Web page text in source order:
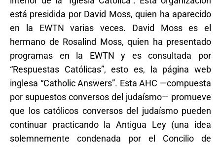
está presidida por David Moss, quien ha aparecido
en la EWTN varias veces. David Moss es el
hermano de Rosalind Moss, quien ha presentado
programas en la EWTN y es consultada por
“Respuestas Católicas”, esto es, la página web
inglesa “Catholic Answers”. Esta AHC —compuesta
por supuestos conversos del judaísmo— promueve
que los católicos conversos del judaísmo pueden
continuar practicando la Antigua Ley (una idea
solemnemente condenada por el Concilio de